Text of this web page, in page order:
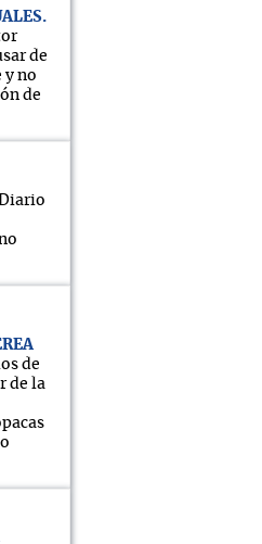
de
y no
de
de
de la